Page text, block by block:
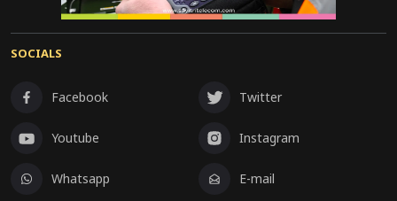
SOCIALS
Facebook Twitter
Youtube Instagram
Whatsapp E-mail